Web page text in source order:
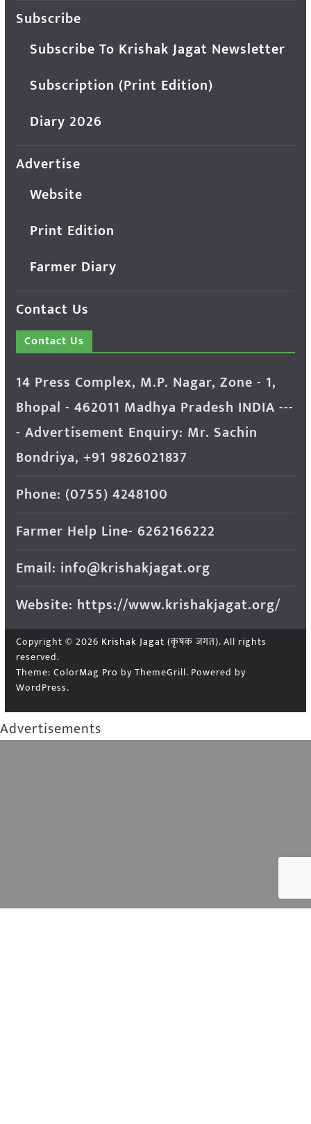
Subscribe
Subscribe To Krishak Jagat Newsletter
Subscription (Print Edition)
Diary 2026
Advertise
Website
Print Edition
Farmer Diary
Contact Us
Contact Us
14 Press Complex, M.P. Nagar, Zone - 1,
Bhopal - 462011 Madhya Pradesh INDIA ---
- Advertisement Enquiry: Mr. Sachin
Bondriya, +91 9826021837
Phone: (0755) 4248100
Farmer Help Line- 6262166222
Email: info@krishakjagat.org
Website: https://www.krishakjagat.org/
Copyright © 2026 Krishak Jagat (कृषक जगत). All rights
reserved.
Theme: ColorMag Pro by ThemeGrill. Powered by
WordPress.
Advertisements